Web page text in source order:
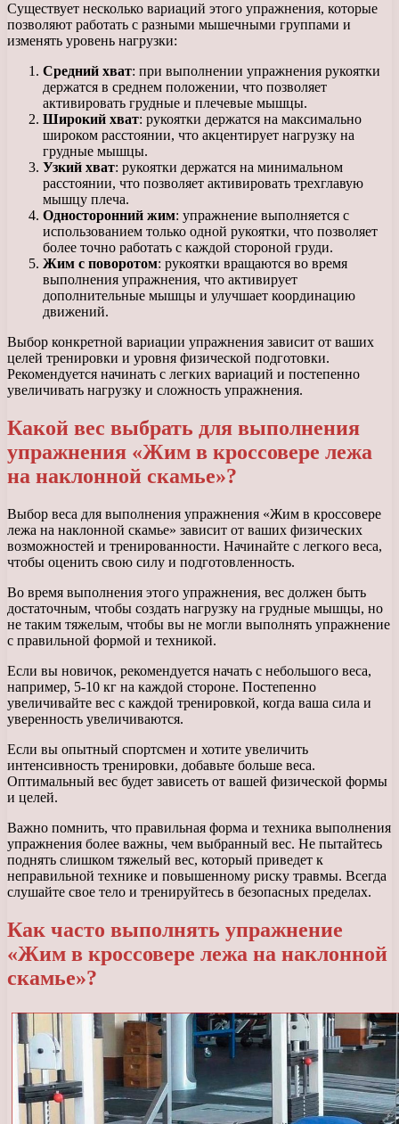
Существует несколько вариаций этого упражнения, которые
позволяют работать с разными мышечными группами и
изменять уровень нагрузки:
Средний хват: при выполнении упражнения рукоятки
держатся в среднем положении, что позволяет
активировать грудные и плечевые мышцы.
Широкий хват: рукоятки держатся на максимально
широком расстоянии, что акцентирует нагрузку на
грудные мышцы.
Узкий хват: рукоятки держатся на минимальном
расстоянии, что позволяет активировать трехглавую
мышцу плеча.
Односторонний жим: упражнение выполняется с
использованием только одной рукоятки, что позволяет
более точно работать с каждой стороной груди.
Жим с поворотом: рукоятки вращаются во время
выполнения упражнения, что активирует
дополнительные мышцы и улучшает координацию
движений.
Выбор конкретной вариации упражнения зависит от ваших
целей тренировки и уровня физической подготовки.
Рекомендуется начинать с легких вариаций и постепенно
увеличивать нагрузку и сложность упражнения.
Какой вес выбрать для выполнения
упражнения «Жим в кроссовере лежа
на наклонной скамье»?
Выбор веса для выполнения упражнения «Жим в кроссовере
лежа на наклонной скамье» зависит от ваших физических
возможностей и тренированности. Начинайте с легкого веса,
чтобы оценить свою силу и подготовленность.
Во время выполнения этого упражнения, вес должен быть
достаточным, чтобы создать нагрузку на грудные мышцы, но
не таким тяжелым, чтобы вы не могли выполнять упражнение
с правильной формой и техникой.
Если вы новичок, рекомендуется начать с небольшого веса,
например, 5-10 кг на каждой стороне. Постепенно
увеличивайте вес с каждой тренировкой, когда ваша сила и
уверенность увеличиваются.
Если вы опытный спортсмен и хотите увеличить
интенсивность тренировки, добавьте больше веса.
Оптимальный вес будет зависеть от вашей физической формы
и целей.
Важно помнить, что правильная форма и техника выполнения
упражнения более важны, чем выбранный вес. Не пытайтесь
поднять слишком тяжелый вес, который приведет к
неправильной технике и повышенному риску травмы. Всегда
слушайте свое тело и тренируйтесь в безопасных пределах.
Как часто выполнять упражнение
«Жим в кроссовере лежа на наклонной
скамье»?